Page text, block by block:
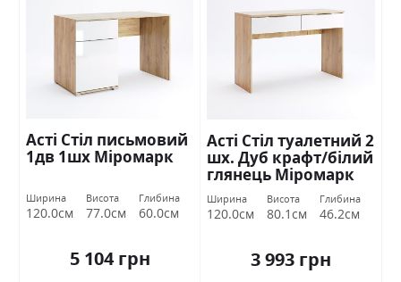
Асті Стіл письмовий
1дв 1шх Міромарк
Ширина
120.0см
Висота
77.0см
Глибина
60.0см
5 104 грн
Асті Стіл туалетний 2
шх. Дуб крафт/білий
глянець Міромарк
Ширина
120.0см
Висота
80.1см
Глибина
46.2см
3 993 грн